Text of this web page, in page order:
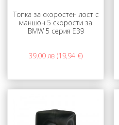
Топка за скоростен лост с
маншон 5 скорости за
BMW 5 серия E39
39,00 лв (19,94 €)